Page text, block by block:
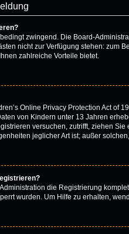
zwingend. Die Board-
nicht zur Verfügung stehen: zum
zahlreiche Vorteile bietet.
Online Privacy Protection Act of
von Kindern unter 13 Jahren
versuchen, zutrifft, ziehen
jeglicher Art ist; außer
die Registrierung
wurden. Um Hilfe zu erhalten,